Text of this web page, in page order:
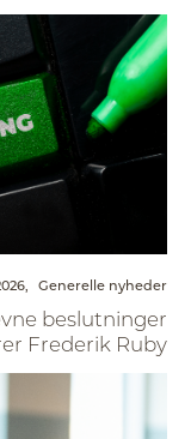
Generelle nyheder
beslutninger
Frederik Ruby